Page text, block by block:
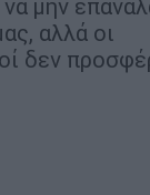
να μην
αλλά οι
δεν